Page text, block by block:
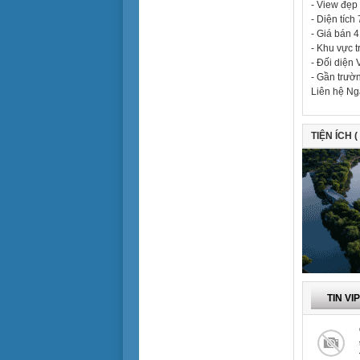
- View đẹp
- Diện tích
- Giá bán
- Khu vực
- Đối diện
- Gần
Liên hệ
TIỆN ÍCH (
TIN